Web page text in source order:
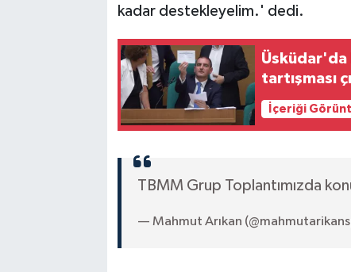
kadar destekleyelim.' dedi.
Üsküdar'da
tartışması
İçeriği
TBMM Grup Toplantımızda
— Mahmut Arıkan